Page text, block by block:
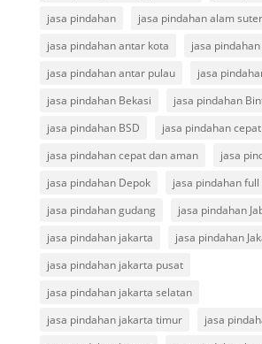
jasa pindahan
jasa pindahan alam
jasa pindahan antar kota
jasa
jasa pindahan antar pulau
jasa
jasa pindahan Bekasi
jasa pindahan
jasa pindahan BSD
jasa pindahan cepat
jasa pindahan cepat dan aman
jasa
jasa pindahan Depok
jasa pindahan full
jasa pindahan gudang
jasa pindahan
jasa pindahan jakarta
jasa pindahan
jasa pindahan jakarta pusat
jasa pindahan jakarta selatan
jasa pindahan jakarta timur
jasa